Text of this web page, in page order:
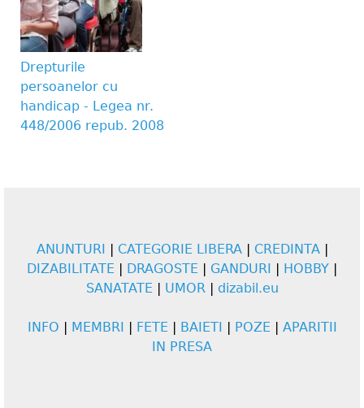
Drepturile
persoanelor cu
handicap - Legea nr.
448/2006 repub. 2008
ANUNTURI CATEGORIE LIBERA| CREDINTA|
DIZABILITATE
DRAGOSTE GANDURI HOBBY
SANATATE
UMOR| dizabil.eu
INFO MEMBRI FETE BAIETI POZE
APARITII
IN PRESA